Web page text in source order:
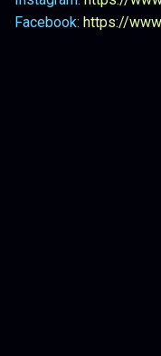
Facebook: https://